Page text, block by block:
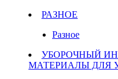
РАЗНОЕ
Разное
УБОРОЧНЫЙ
МАТЕРИАЛЫ ДЛЯ